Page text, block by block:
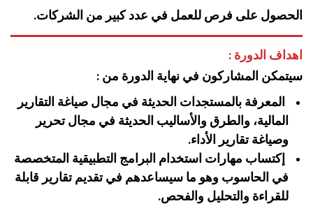
الحصول على فرص للعمل في عدد كبير من الشركات.
اهداف الدورة :
سيتمكن المشاركون في نهاية الدورة من :
المعرفة بالمستجدات الحديثة في مجال صياغة التقارير
المالية، والطرق والأساليب الحديثة في مجال تحرير
وصياغة تقارير الأداء.
إكتساب مهارات استخدام البرامج التطبيقية المتخصصة
في الحاسوب وهو ما سيساعدهم في تقديم تقارير قابلة
للقراءة والتحليل والفحص.